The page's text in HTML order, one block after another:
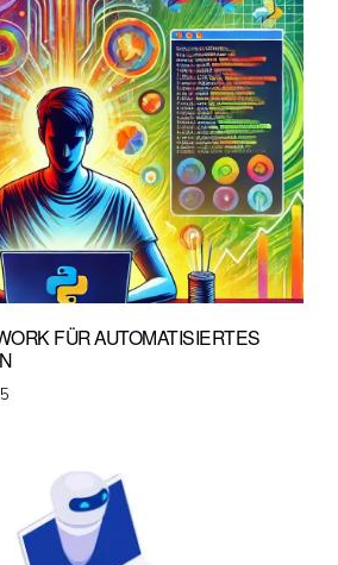
FÜR AUTOMATISIERTES